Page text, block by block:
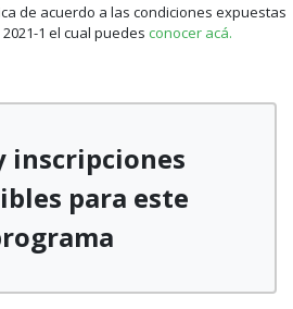
de acuerdo a las condiciones expuestas
1 el cual puedes conocer acá.
inscripciones
para este